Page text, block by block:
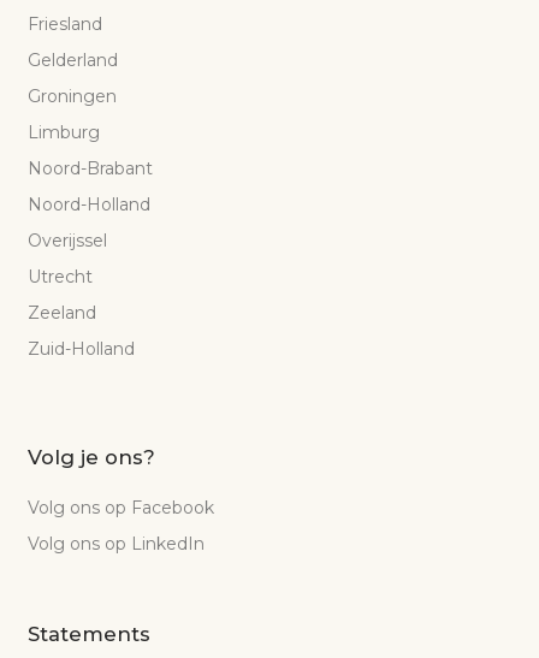
Friesland
Gelderland
Groningen
Limburg
Noord-Brabant
Noord-Holland
Overijssel
Utrecht
Zeeland
Zuid-Holland
Volg je ons?
Volg ons op Facebook
Volg ons op LinkedIn
Statements